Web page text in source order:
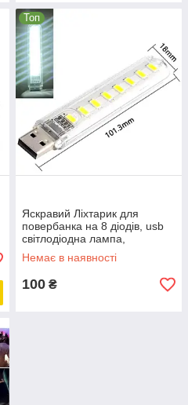
Топ
Яскравий Ліхтарик для
повербанка на 8 діодів, usb
світлодіодна лампа,
Світильник usb, нічник для
powerbank
Немає в наявності
100 ₴